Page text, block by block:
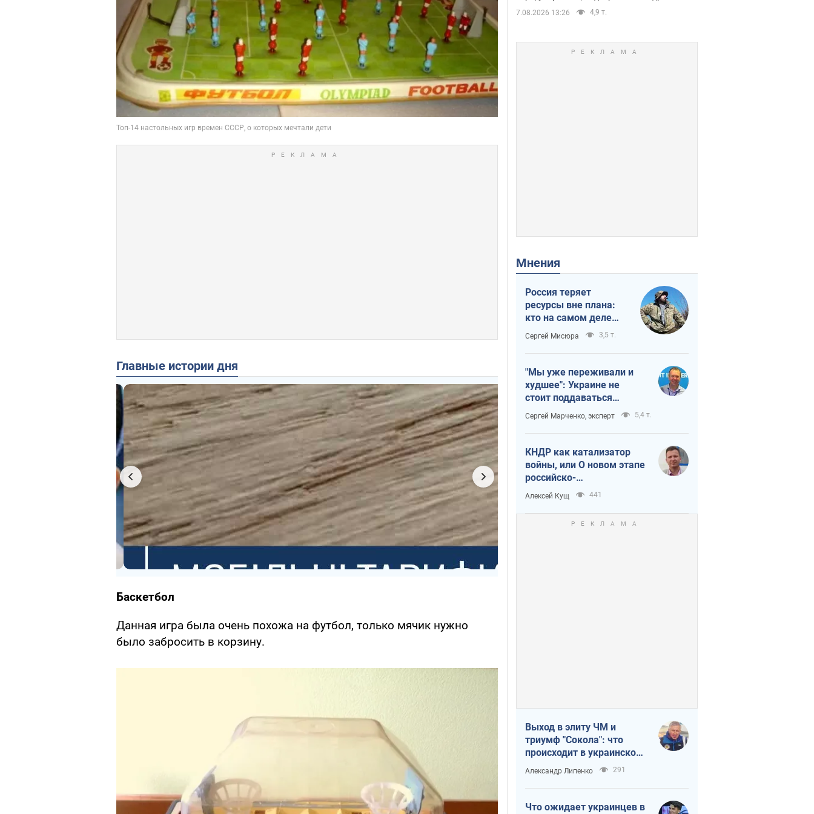
Главные истории дня
Баскетбол
Данная игра была очень похожа на футбол, только мячик нужно
было забросить в корзину.
7.08.2026 13:26 4,9 т.
Мнения
Россия теряет
ресурсы вне плана:
кто на самом деле
диктует темп войны
Сергей Мисюра 3,5 т.
"Мы уже переживали и
худшее": Украине не
стоит поддаваться
отчаянию из-за
ракетного террора
Сергей Марченко, эксперт 5,4 т.
КНДР как катализатор
войны, или О новом этапе
российско-
северокорейского союза
Алексей Кущ 441
Выход в элиту ЧМ и
триумф "Сокола": что
происходит в украинском
хоккее
Александр Липенко 291
Что ожидает украинцев в